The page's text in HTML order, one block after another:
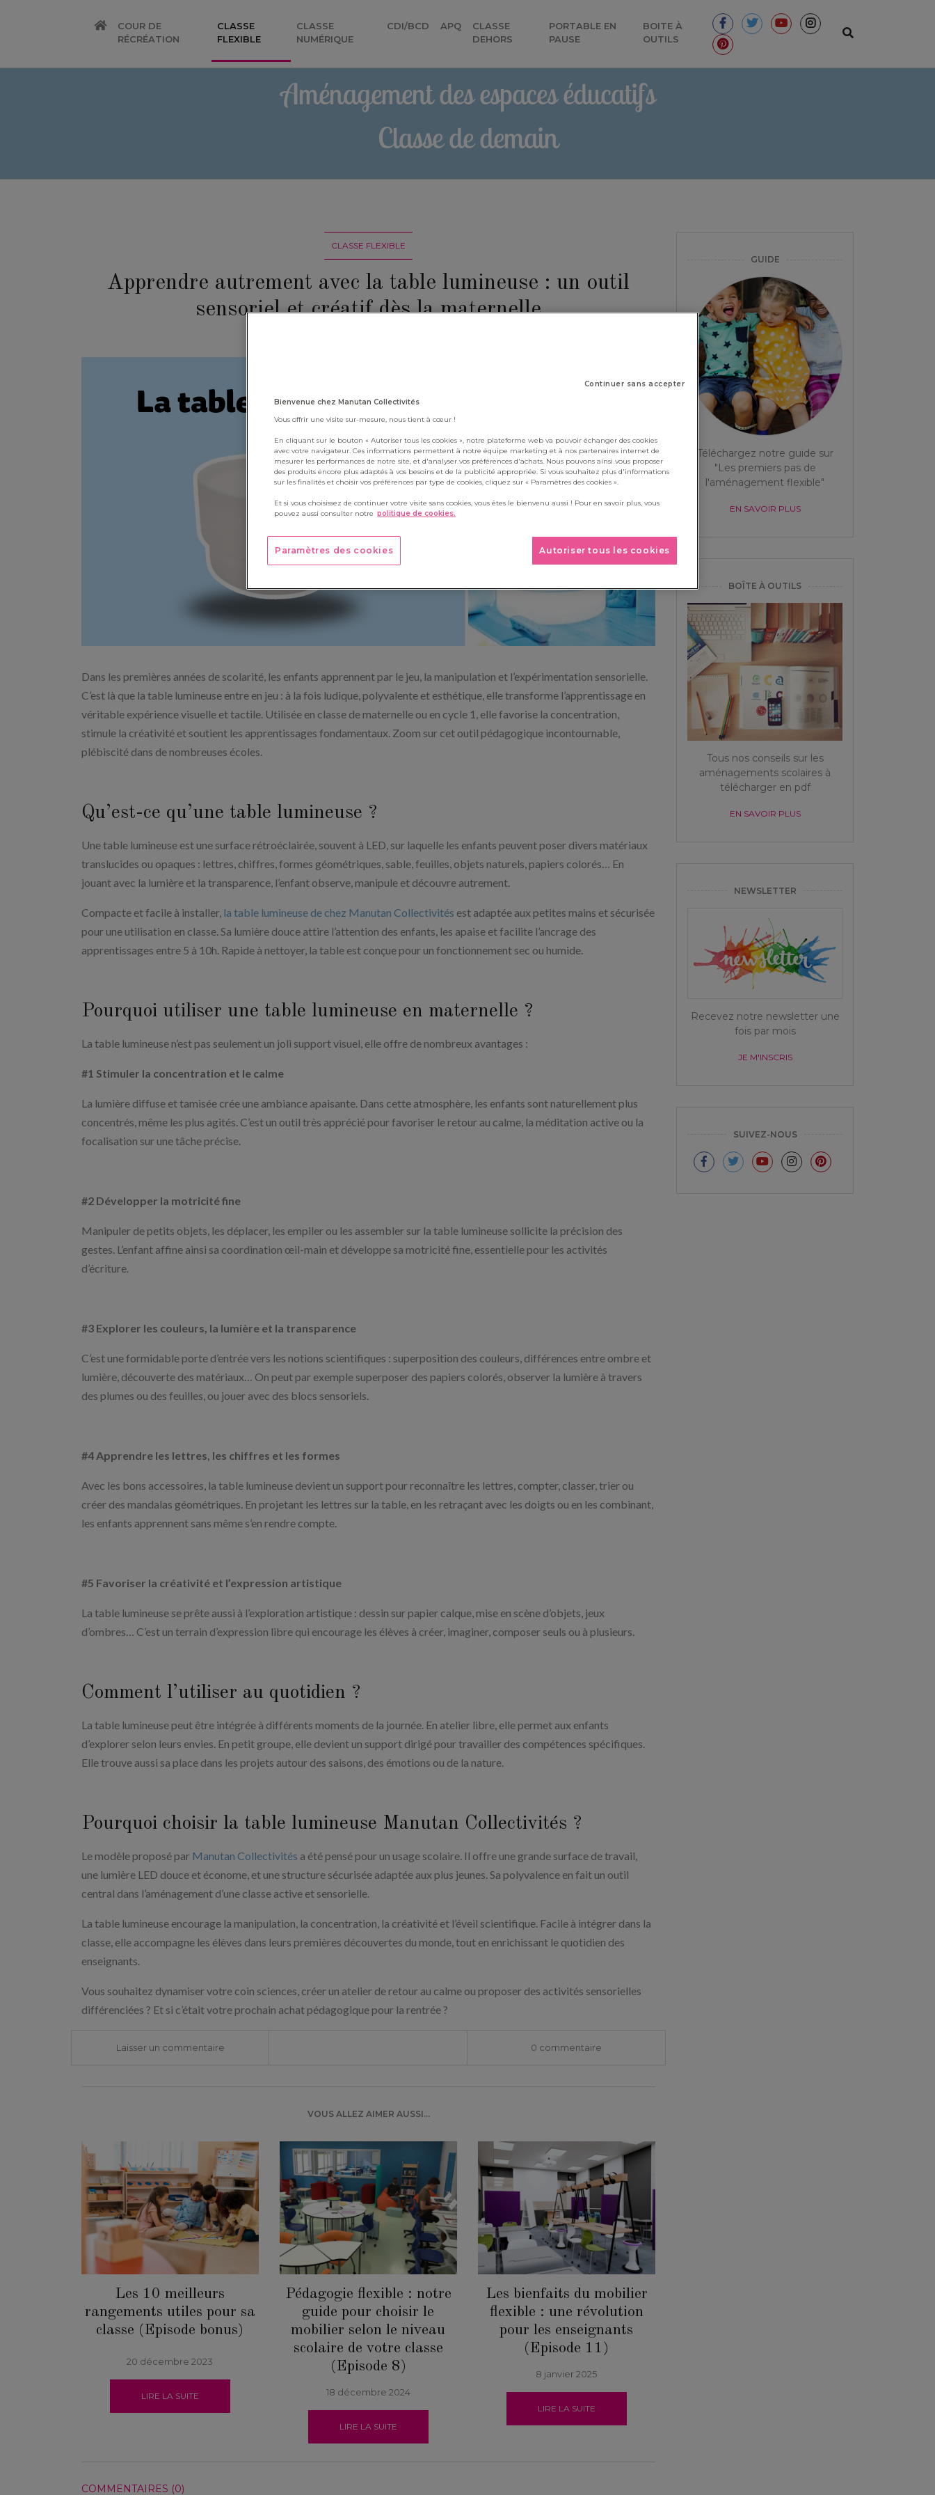
COUR DE
RÉCRÉATION
CLASSE
FLEXIBLE(CURRENT)
CLASSE
NUMÉRIQUE
CDI/BCD APQ
CLASSE
DEHORS
PORTABLE EN
PAUSE
BOITE À
OUTILS
Aménagement des espaces éducatifs
Classe de demain
CLASSE FLEXIBLE
Apprendre autrement avec la table lumineuse : un outil
sensoriel et créatif dès la maternelle
Dans les premières années de scolarité, les enfants apprennent par le jeu, la manipulation et l’expérimentation sensorielle.
C’est là que la table lumineuse entre en jeu : à la fois ludique, polyvalente et esthétique, elle transforme l’apprentissage en
véritable expérience visuelle et tactile. Utilisée en classe de maternelle ou en cycle 1, elle favorise la concentration,
stimule la créativité et soutient les apprentissages fondamentaux. Zoom sur cet outil pédagogique incontournable,
plébiscité dans de nombreuses écoles.
Qu’est-ce qu’une table lumineuse ?
Une table lumineuse est une surface rétroéclairée, souvent à LED, sur laquelle les enfants peuvent poser divers matériaux
translucides ou opaques : lettres, chiffres, formes géométriques, sable, feuilles, objets naturels, papiers colorés… En
jouant avec la lumière et la transparence, l’enfant observe, manipule et découvre autrement.
Compacte et facile à installer, la table lumineuse de chez Manutan Collectivités est adaptée aux petites mains et sécurisée
pour une utilisation en classe. Sa lumière douce attire l’attention des enfants, les apaise et facilite l’ancrage des
apprentissages entre 5 à 10h. Rapide à nettoyer, la table est conçue pour un fonctionnement sec ou humide.
Pourquoi utiliser une table lumineuse en maternelle ?
La table lumineuse n’est pas seulement un joli support visuel, elle offre de nombreux avantages :
#1 Stimuler la concentration et le calme
La lumière diffuse et tamisée crée une ambiance apaisante. Dans cette atmosphère, les enfants sont naturellement plus
concentrés, même les plus agités. C’est un outil très apprécié pour favoriser le retour au calme, la méditation active ou la
focalisation sur une tâche précise.
#2 Développer la motricité fine
Manipuler de petits objets, les déplacer, les empiler ou les assembler sur la table lumineuse sollicite la précision des
gestes. L’enfant affine ainsi sa coordination œil-main et développe sa motricité fine, essentielle pour les activités
d’écriture.
#3 Explorer les couleurs, la lumière et la transparence
C’est une formidable porte d’entrée vers les notions scientifiques : superposition des couleurs, différences entre ombre et
lumière, découverte des matériaux… On peut par exemple superposer des papiers colorés, observer la lumière à travers
des plumes ou des feuilles, ou jouer avec des blocs sensoriels.
#4 Apprendre les lettres, les chiffres et les formes
Avec les bons accessoires, la table lumineuse devient un support pour reconnaître les lettres, compter, classer, trier ou
créer des mandalas géométriques. En projetant les lettres sur la table, en les retraçant avec les doigts ou en les combinant,
les enfants apprennent sans même s’en rendre compte.
#5 Favoriser la créativité et l’expression artistique
La table lumineuse se prête aussi à l’exploration artistique : dessin sur papier calque, mise en scène d’objets, jeux
d’ombres… C’est un terrain d’expression libre qui encourage les élèves à créer, imaginer, composer seuls ou à plusieurs.
Comment l’utiliser au quotidien ?
La table lumineuse peut être intégrée à différents moments de la journée. En atelier libre, elle permet aux enfants
d’explorer selon leurs envies. En petit groupe, elle devient un support dirigé pour travailler des compétences spécifiques.
Elle trouve aussi sa place dans les projets autour des saisons, des émotions ou de la nature.
Pourquoi choisir la table lumineuse Manutan Collectivités ?
Le modèle proposé par Manutan Collectivités a été pensé pour un usage scolaire. Il offre une grande surface de travail,
une lumière LED douce et économe, et une structure sécurisée adaptée aux plus jeunes. Sa polyvalence en fait un outil
central dans l’aménagement d’une classe active et sensorielle.
La table lumineuse encourage la manipulation, la concentration, la créativité et l’éveil scientifique. Facile à intégrer dans la
classe, elle accompagne les élèves dans leurs premières découvertes du monde, tout en enrichissant le quotidien des
enseignants.
Vous souhaitez dynamiser votre coin sciences, créer un atelier de retour au calme ou proposer des activités sensorielles
différenciées ? Et si c’était votre prochain achat pédagogique pour la rentrée ?
Laisser un commentaire 0 commentaire
VOUS ALLEZ AIMER AUSSI...
Les 10 meilleurs
rangements utiles pour sa
classe (Episode bonus)
20 décembre 2023
LIRE LA SUITE
Pédagogie flexible : notre
guide pour choisir le
mobilier selon le niveau
scolaire de votre classe
(Episode 8)
18 décembre 2024
LIRE LA SUITE
Les bienfaits du mobilier
flexible : une révolution
pour les enseignants
(Episode 11)
8 janvier 2025
LIRE LA SUITE
COMMENTAIRES (0)
GUIDE
Téléchargez notre guide sur
"Les premiers pas de
l'aménagement flexible"
EN SAVOIR PLUS
BOÎTE À OUTILS
Tous nos conseils sur les
aménagements scolaires à
télécharger en pdf
EN SAVOIR PLUS
NEWSLETTER
Recevez notre newsletter une
fois par mois
JE M'INSCRIS
SUIVEZ-NOUS
Continuer sans accepter
Bienvenue chez Manutan Collectivités
Vous offrir une visite sur-mesure, nous tient à cœur !
En cliquant sur le bouton « Autoriser tous les cookies », notre plateforme web va pouvoir échanger des cookies
avec votre navigateur. Ces informations permettent à notre équipe marketing et à nos partenaires internet de
mesurer les performances de notre site, et d'analyser vos préférences d'achats. Nous pouvons ainsi vous proposer
des produits encore plus adaptés à vos besoins et de la publicité appropriée. Si vous souhaitez plus d'informations
sur les finalités et choisir vos préférences par type de cookies, cliquez sur « Paramètres des cookies ».
Et si vous choisissez de continuer votre visite sans cookies, vous êtes le bienvenu aussi ! Pour en savoir plus, vous
pouvez aussi consulter notre politique de cookies.
Autoriser tous les cookies
Paramètres des cookies